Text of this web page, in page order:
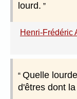
lourd.
Henri-Frédéric
Quelle
d'êtres dont